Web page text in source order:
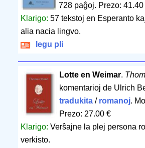
728 paĝoj. Prezo: 41.40
Klarigo: 57 tekstoj en Esperanto
alia nacia lingvo.
legu pli
Lotte en Weimar.
komentarioj de Ulrich
tradukita / romanoj.
Prezo: 27.00 €
Klarigo: Verŝajne la plej persona
verkisto.